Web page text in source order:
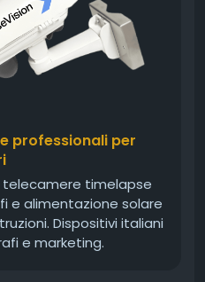
professionali per
timelapse
e alimentazione solare
Dispositivi italiani
e marketing.